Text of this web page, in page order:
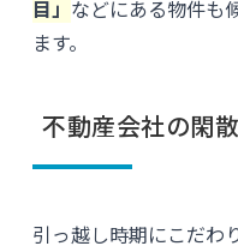
目」 などにある物件も
ます。
不動産会社の閑
引っ越し時期にこだわ